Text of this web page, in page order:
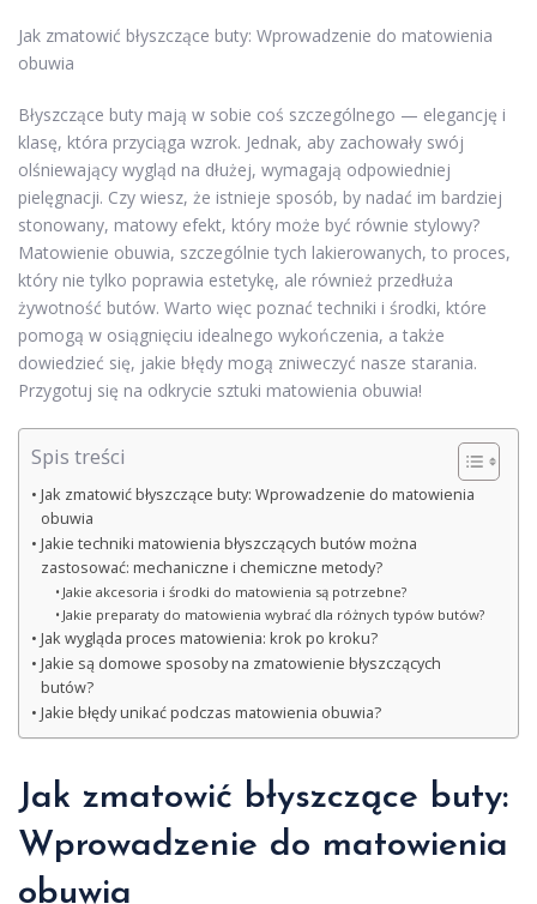
Jak zmatowić błyszczące buty: Wprowadzenie do matowienia
obuwia
Błyszczące buty mają w sobie coś szczególnego — elegancję i
klasę, która przyciąga wzrok. Jednak, aby zachowały swój
olśniewający wygląd na dłużej, wymagają odpowiedniej
pielęgnacji. Czy wiesz, że istnieje sposób, by nadać im bardziej
stonowany, matowy efekt, który może być równie stylowy?
Matowienie obuwia, szczególnie tych lakierowanych, to proces,
który nie tylko poprawia estetykę, ale również przedłuża
żywotność butów. Warto więc poznać techniki i środki, które
pomogą w osiągnięciu idealnego wykończenia, a także
dowiedzieć się, jakie błędy mogą zniweczyć nasze starania.
Przygotuj się na odkrycie sztuki matowienia obuwia!
Spis treści
Jak zmatowić błyszczące buty: Wprowadzenie do matowienia
obuwia
Jakie techniki matowienia błyszczących butów można
zastosować: mechaniczne i chemiczne metody?
Jakie akcesoria i środki do matowienia są potrzebne?
Jakie preparaty do matowienia wybrać dla różnych typów butów?
Jak wygląda proces matowienia: krok po kroku?
Jakie są domowe sposoby na zmatowienie błyszczących
butów?
Jakie błędy unikać podczas matowienia obuwia?
Jak zmatowić błyszczące buty:
Wprowadzenie do matowienia
obuwia